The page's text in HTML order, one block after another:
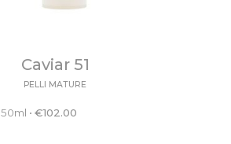
Caviar 51
PELLI MATURE
50ml •€102.00